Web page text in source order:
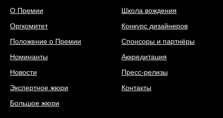
О Премии
Оргкомитет
Положение о Премии
Номинанты
Новости
Экспертное жюри
Большое жюри
Школа вождения
Конкурс дизайнеров
Спонсоры и партнёры
Аккредитация
Пресс-релизы
Контакты